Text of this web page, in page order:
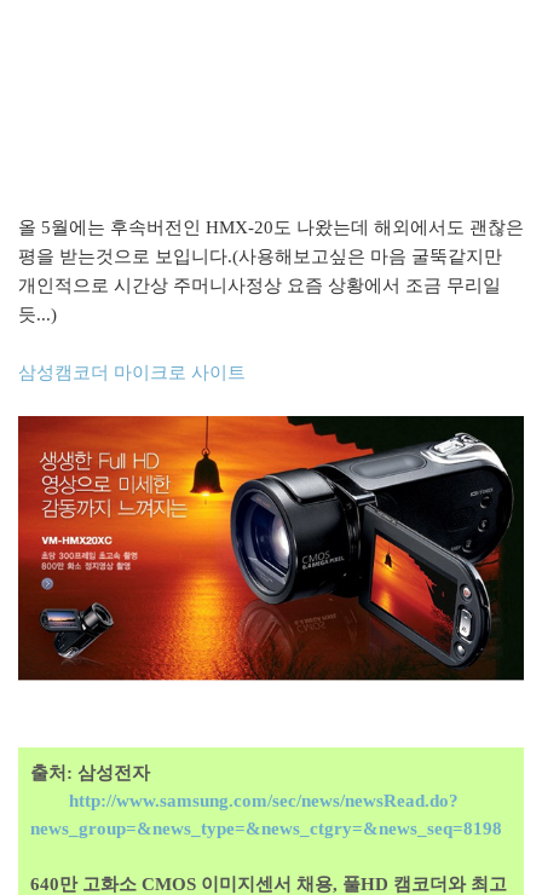
올 5월에는 후속버전인 HMX-20도 나왔는데 해외에서도 괜찮은
평을 받는것으로 보입니다.(사용해보고싶은 마음 굴뚝같지만
개인적으로 시간상 주머니사정상 요즘 상황에서 조금 무리일
듯...)
삼성캠코더 마이크로 사이트
출처: 삼성전자
http://www.samsung.com/sec/news/newsRead.do?
news_group=&news_type=&news_ctgry=&news_seq=8198
640만 고화소 CMOS 이미지센서 채용, 풀HD 캠코더와 최고